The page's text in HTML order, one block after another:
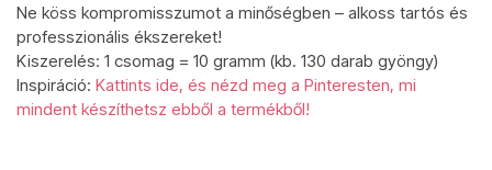
Ne köss kompromisszumot a minőségben – alkoss tartós és
professzionális ékszereket!
Kiszerelés: 1 csomag = 10 gramm (kb. 130 darab gyöngy)
Inspiráció: Kattints ide, és nézd meg a Pinteresten, mi
mindent készíthetsz ebből a termékből!